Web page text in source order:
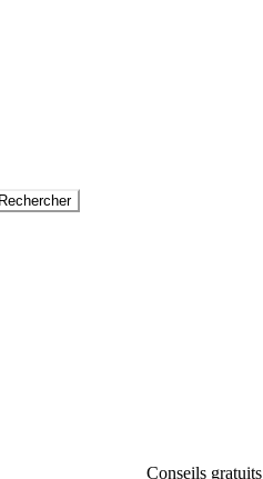
Rechercher
Conseils gratuits